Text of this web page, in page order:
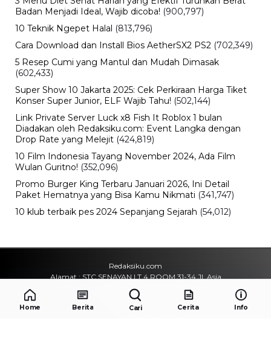
Badan Menjadi Ideal, Wajib dicoba! (900,797)
10 Teknik Ngepet Halal (813,796)
Cara Download dan Install Bios AetherSX2 PS2 (702,349)
5 Resep Cumi yang Mantul dan Mudah Dimasak
(602,433)
Super Show 10 Jakarta 2025: Cek Perkiraan Harga Tiket
Konser Super Junior, ELF Wajib Tahu! (502,144)
Link Private Server Luck x8 Fish It Roblox 1 bulan
Diadakan oleh Redaksiku.com: Event Langka dengan
Drop Rate yang Melejit (424,819)
10 Film Indonesia Tayang November 2024, Ada Film
Wulan Guritno! (352,096)
Promo Burger King Terbaru Januari 2026, Ini Detail
Paket Hematnya yang Bisa Kamu Nikmati (341,747)
10 klub terbaik pes 2024 Sepanjang Sejarah (54,012)
Redaksiku.com
Alamat : STC SENAYAN LT.4 ROOM 31-34 Jl. Asia
Afrika , Pintu IX Senayan, RT.1/RW.3, Gelora,
Kecamatan Tanah Abang, Daerah Khusus Ibukota
Jakarta 10270
Home Berita Cari Cerita Info